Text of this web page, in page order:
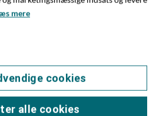
mere
cookies
alle cookies